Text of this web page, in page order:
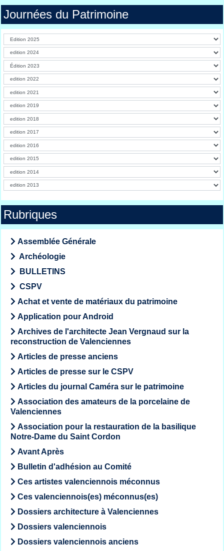
Journées du Patrimoine
Rubriques
Assemblée Générale
Archéologie
BULLETINS
CSPV
Achat et vente de matériaux du patrimoine
Application pour Android
Archives de l'architecte Jean Vergnaud sur la
reconstruction de Valenciennes
Articles de presse anciens
Articles de presse sur le CSPV
Articles du journal Caméra sur le patrimoine
Association des amateurs de la porcelaine de
Valenciennes
Association pour la restauration de la basilique
Notre-Dame du Saint Cordon
Avant Après
Bulletin d'adhésion au Comité
Ces artistes valenciennois méconnus
Ces valenciennois(es) méconnus(es)
Dossiers architecture à Valenciennes
Dossiers valenciennois
Dossiers valenciennois anciens